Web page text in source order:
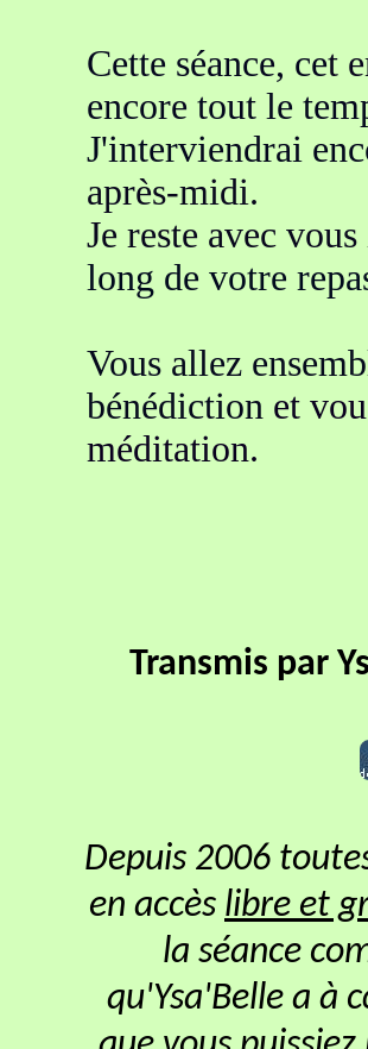
Cette séance, cet
encore tout le
J'interviendrai
après-midi.
Je reste avec vous
long de votre
Vous allez
bénédiction et
méditation.
Transmis par
Depuis 2006
en accès libre et
la séance
qu'Ysa'Belle a à